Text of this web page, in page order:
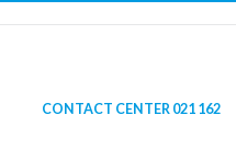
CONTACT CENTER 021 162